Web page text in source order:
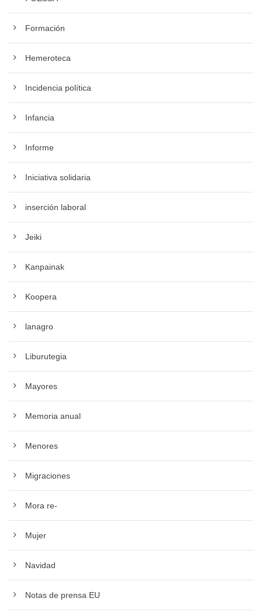
Formación
Hemeroteca
Incidencia política
Infancia
Informe
Iniciativa solidaria
inserción laboral
Jeiki
Kanpainak
Koopera
lanagro
Liburutegia
Mayores
Memoria anual
Menores
Migraciones
Mora re-
Mujer
Navidad
Notas de prensa EU